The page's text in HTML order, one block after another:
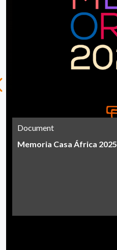
Document
Memoria Casa África 2025